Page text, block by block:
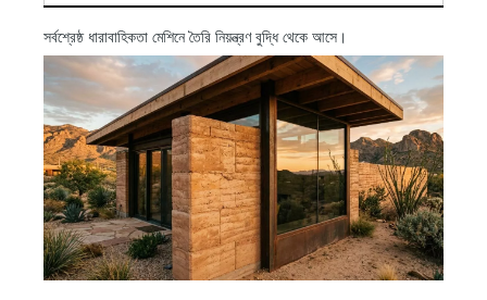
সর্বশ্রেষ্ঠ ধারাবাহিকতা মেশিনে তৈরি নিয়ন্ত্রণ বুদ্ধি থেকে আসে।